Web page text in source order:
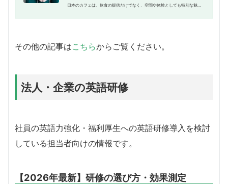
日本のカフェは、飲食の提供だけでなく、空間や体験としても特別な魅力
その他の記事はこちらからご覧ください。
法人・企業の英語研修
社員の英語力強化・福利厚生への英語研修導入を検討
している担当者向けの情報です。
【2026年最新】研修の選び方・効果測定